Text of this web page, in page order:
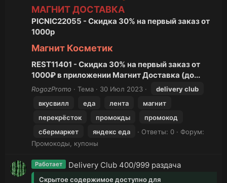
МАГНИТ ДОСТАВКА
PICNIC22055 - Скидка 30% на первый заказ от
1000р
Магнит Косметик
REST11401 - Скидка 30% на первый заказ от
1000₽ в приложении Магнит Доставка (до...
RogozPromo Тема 30 Июл 2023 deliveryclub
вкусвилл
еда лента
магнит
перекрёсток
промокды
промокод
сбермаркет
яндекс еда Ответы: 0
Форум:
Промокоды, купоны
Работает Delivery Club 400/999 раздача
Скрытое содержимое доступно для